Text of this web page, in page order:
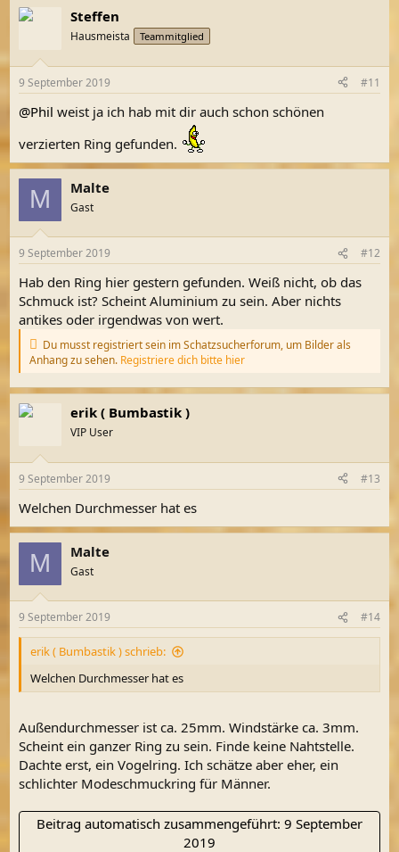
Steffen
Hausmeista Teammitglied
9 September 2019 #11
@Phil weist ja ich hab mit dir auch schon schönen
verzierten Ring gefunden.
M Malte
Gast
9 September 2019 #12
Hab den Ring hier gestern gefunden. Weiß nicht, ob das
Schmuck ist? Scheint Aluminium zu sein. Aber nichts
antikes oder irgendwas von wert.
Du musst registriert sein im Schatzsucherforum, um Bilder als
Anhang zu sehen. Registriere dich bitte hier
erik ( Bumbastik )
VIP User
9 September 2019 #13
Welchen Durchmesser hat es
M Malte
Gast
9 September 2019 #14
erik ( Bumbastik ) schrieb:
Welchen Durchmesser hat es
Außendurchmesser ist ca. 25mm. Windstärke ca. 3mm.
Scheint ein ganzer Ring zu sein. Finde keine Nahtstelle.
Dachte erst, ein Vogelring. Ich schätze aber eher, ein
schlichter Modeschmuckring für Männer.
Beitrag automatisch zusammengeführt: 9 September
2019